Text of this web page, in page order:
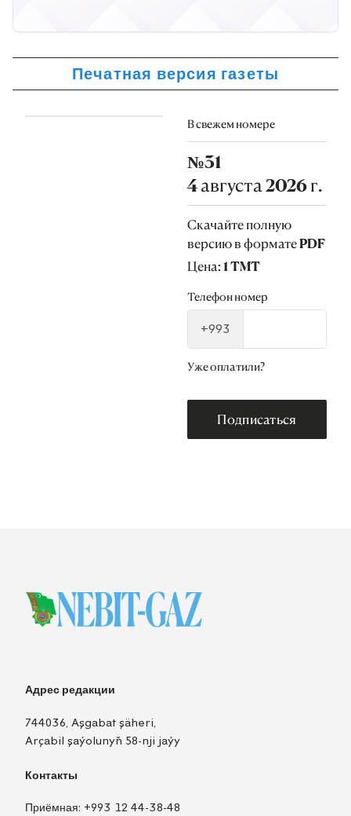
Печатная версия газеты
В свежем номере
№31
4 августа 2026 г.
Скачайте полную
версию в формате PDF
Цена: 1 TMT
Телефон номер
+993
Уже оплатили?
Подписаться
Адрес редакции
744036, Aşgabat şäheri,
Arçabil şaýolunyň 58-nji jaýy
Контакты
Приёмная: +993 12 44-38-48